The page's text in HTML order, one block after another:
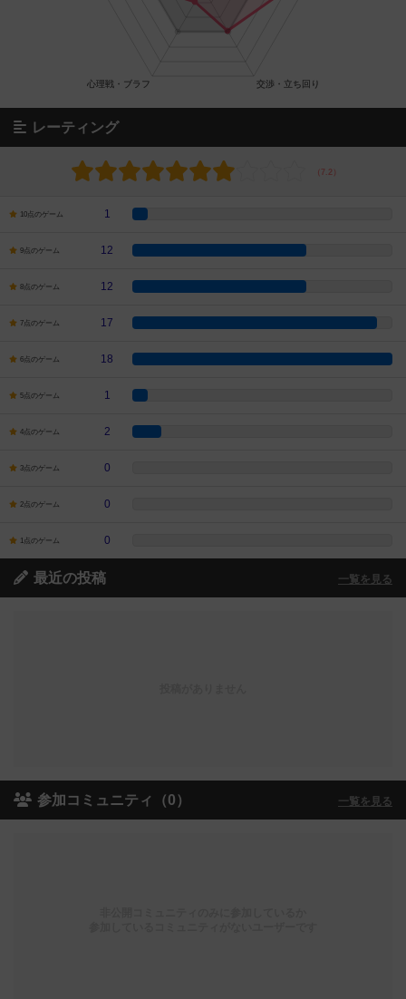
レーティング
10点のゲーム 1
9点のゲーム 12
8点のゲーム 12
7点のゲーム 17
6点のゲーム 18
5点のゲーム 1
4点のゲーム 2
3点のゲーム 0
2点のゲーム 0
1点のゲーム 0
最近の投稿 一覧を見る
参加コミュニティ（0） 一覧を見る